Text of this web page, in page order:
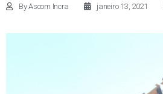
ByAscom Incra janeiro 13, 2021